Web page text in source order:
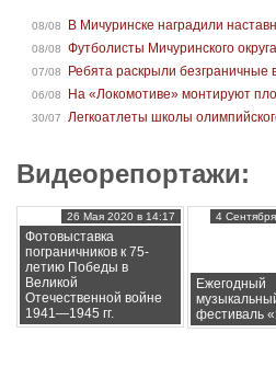
08/08 В Мичуринске наградили
08/08 Футболисты Мичуринского
07/08 Ребята раскрыли безграничные
06/08 На «Локомотиве» монтируют
30/07 Легкоатлеты школы
Видеорепортажи:
Фотовыставка
пограничников к 75-
летию Победы в
Великой
Отечественной войне
1941—1945 гг.
26 Мая 2020 в 14:17
Ежегодный
фестиваль
4